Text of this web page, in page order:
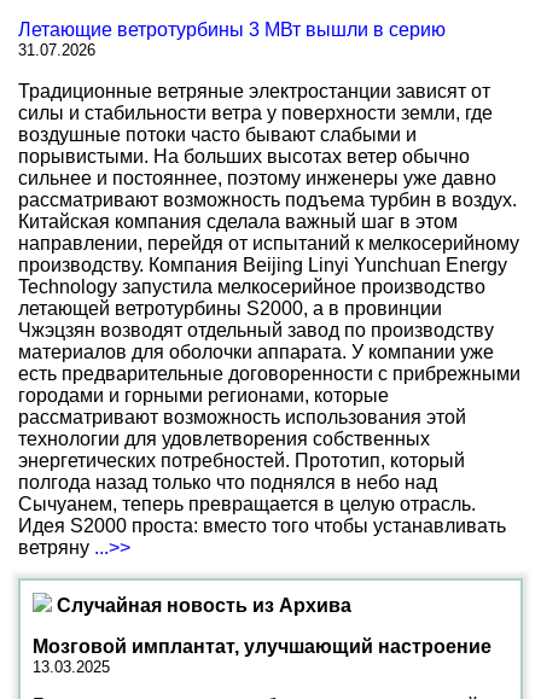
Летающие ветротурбины 3 МВт вышли в серию
31.07.2026
Традиционные ветряные электростанции зависят от
силы и стабильности ветра у поверхности земли, где
воздушные потоки часто бывают слабыми и
порывистыми. На больших высотах ветер обычно
сильнее и постояннее, поэтому инженеры уже давно
рассматривают возможность подъема турбин в воздух.
Китайская компания сделала важный шаг в этом
направлении, перейдя от испытаний к мелкосерийному
производству. Компания Beijing Linyi Yunchuan Energy
Technology запустила мелкосерийное производство
летающей ветротурбины S2000, а в провинции
Чжэцзян возводят отдельный завод по производству
материалов для оболочки аппарата. У компании уже
есть предварительные договоренности с прибрежными
городами и горными регионами, которые
рассматривают возможность использования этой
технологии для удовлетворения собственных
энергетических потребностей. Прототип, который
полгода назад только что поднялся в небо над
Сычуанем, теперь превращается в целую отрасль.
Идея S2000 проста: вместо того чтобы устанавливать
ветряну ...>>
Случайная новость из Архива
Мозговой имплантат, улучшающий настроение
13.03.2025